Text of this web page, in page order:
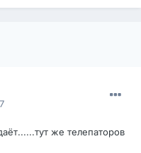
же телепаторов